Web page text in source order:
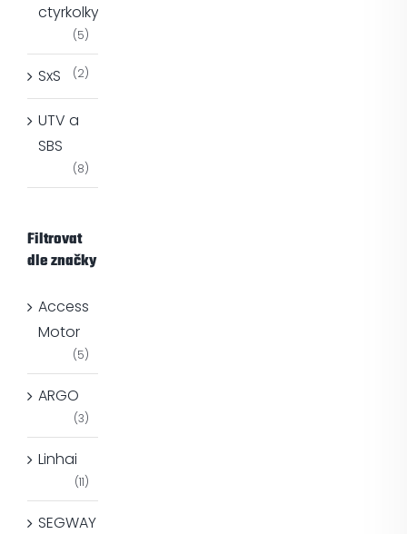
ctyrkolky
(5)
SxS (2)
UTV a
SBS
(8)
Filtrovat
dle značky
Access
Motor
(5)
ARGO
(3)
Linhai
(11)
SEGWAY